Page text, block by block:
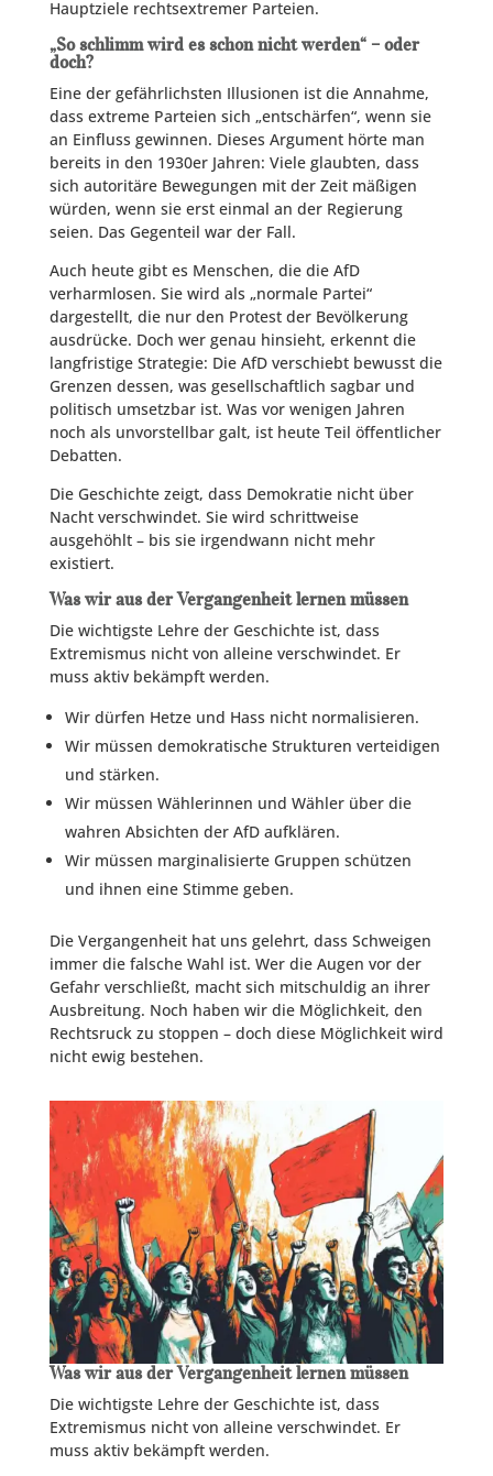
Hauptziele rechtsextremer Parteien.
„So schlimm wird es schon nicht werden“ – oder
doch?
Eine der gefährlichsten Illusionen ist die Annahme,
dass extreme Parteien sich „entschärfen“, wenn sie
an Einfluss gewinnen. Dieses Argument hörte man
bereits in den 1930er Jahren: Viele glaubten, dass
sich autoritäre Bewegungen mit der Zeit mäßigen
würden, wenn sie erst einmal an der Regierung
seien. Das Gegenteil war der Fall.
Auch heute gibt es Menschen, die die AfD
verharmlosen. Sie wird als „normale Partei“
dargestellt, die nur den Protest der Bevölkerung
ausdrücke. Doch wer genau hinsieht, erkennt die
langfristige Strategie: Die AfD verschiebt bewusst die
Grenzen dessen, was gesellschaftlich sagbar und
politisch umsetzbar ist. Was vor wenigen Jahren
noch als unvorstellbar galt, ist heute Teil öffentlicher
Debatten.
Die Geschichte zeigt, dass Demokratie nicht über
Nacht verschwindet. Sie wird schrittweise
ausgehöhlt – bis sie irgendwann nicht mehr
existiert.
Was wir aus der Vergangenheit lernen müssen
Die wichtigste Lehre der Geschichte ist, dass
Extremismus nicht von alleine verschwindet. Er
muss aktiv bekämpft werden.
Wir dürfen Hetze und Hass nicht normalisieren.
Wir müssen demokratische Strukturen verteidigen
und stärken.
Wir müssen Wählerinnen und Wähler über die
wahren Absichten der AfD aufklären.
Wir müssen marginalisierte Gruppen schützen
und ihnen eine Stimme geben.
Die Vergangenheit hat uns gelehrt, dass Schweigen
immer die falsche Wahl ist. Wer die Augen vor der
Gefahr verschließt, macht sich mitschuldig an ihrer
Ausbreitung. Noch haben wir die Möglichkeit, den
Rechtsruck zu stoppen – doch diese Möglichkeit wird
nicht ewig bestehen.
Was wir aus der Vergangenheit lernen müssen
Die wichtigste Lehre der Geschichte ist, dass
Extremismus nicht von alleine verschwindet. Er
muss aktiv bekämpft werden.